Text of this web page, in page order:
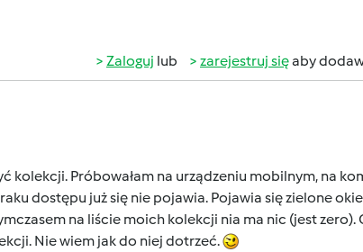
Zaloguj lub zarejestruj sięaby
kolekcji. Próbowałam na urządzeniu mobilnym, na
dostępu już się nie pojawia. Pojawia się zielone
na liście moich kolekcji nia ma nic (jest zero).
Nie wiem jak do niej dotrzeć.